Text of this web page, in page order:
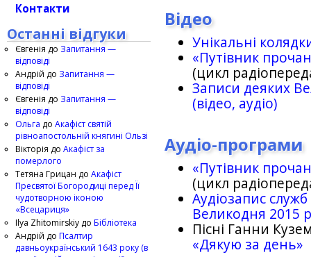
Відео
Унікальні
«Путівник
(цикл
Записи деяких
(відео, аудіо)
Аудіо-програми
«Путівник
(цикл
Аудіозапис
Великодня 2015
Пісні Ганни
«Дякую за день»
Контакти
Останні відгуки
Євгенія до Запитання —
відповіді
Андрій до Запитання —
відповіді
Євгенія до Запитання —
відповіді
Ольга до Акафіст святій
рівноапостольній княгині Ользі
Вікторія до Акафіст за
померлого
Тетяна Грицан до Акафіст
Пресвятої Богородиці перед Її
чудотворною іконою
«Всецариця»
Ilya Zhitomirskiy до Бібліотека
Андрій до Псалтир
давньоукраїнський 1643 року (в